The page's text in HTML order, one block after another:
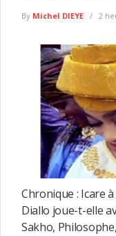
By Michel DIEYE 2
Chronique : Icare
Diallo joue-t-elle
Sakho,